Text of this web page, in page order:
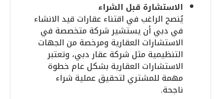
الاستشارة قبل الشراء
يُنصح الراغب في اقتناء عقارات قيد الانشاء
في دبي أن يستشير شركة متخصصة في
الاستشارات العقارية ومرخصة من الجهات
التنظيمية مثل شركة عقار دبي، وتعتبر
الاستشارات العقارية بشكل عام خطوة
مهمة للمشتري لتحقيق عملية شراء
ناجحة.